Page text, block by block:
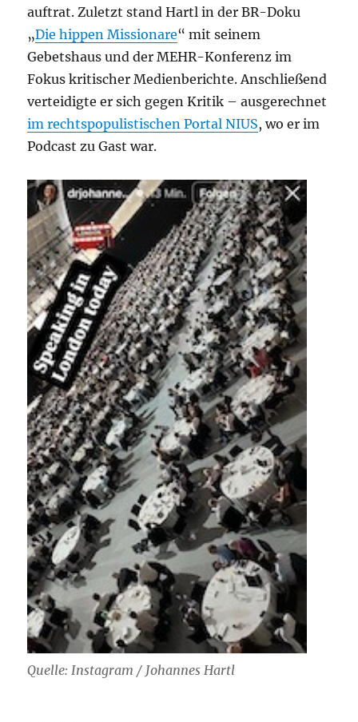
auftrat. Zuletzt stand Hartl in der BR-Doku
„Die hippen Missionare“ mit seinem
Gebetshaus und der MEHR-Konferenz im
Fokus kritischer Medienberichte. Anschließend
verteidigte er sich gegen Kritik – ausgerechnet
im rechtspopulistischen Portal NIUS, wo er im
Podcast zu Gast war.
Quelle: Instagram / Johannes Hartl